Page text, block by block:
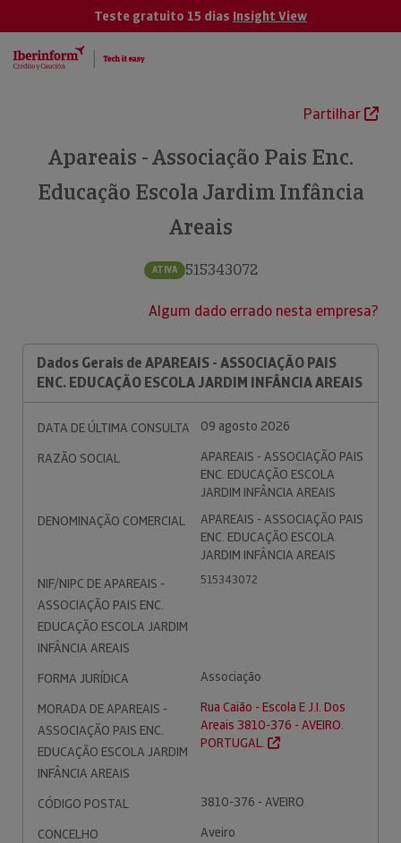
Teste gratuito 15 dias Insight View
Partilhar
Apareais - Associação Pais Enc.
Educação Escola Jardim Infância
Areais
ATIVA 515343072
Algum dado errado nesta empresa?
Dados Gerais de APAREAIS - ASSOCIAÇÃO PAIS
ENC. EDUCAÇÃO ESCOLA JARDIM INFÂNCIA AREAIS
DATA DE ÚLTIMA CONSULTA
09 agosto 2026
RAZÃO SOCIAL
APAREAIS - ASSOCIAÇÃO PAIS
ENC. EDUCAÇÃO ESCOLA
JARDIM INFÂNCIA AREAIS
DENOMINAÇÃO COMERCIAL
APAREAIS - ASSOCIAÇÃO PAIS
ENC. EDUCAÇÃO ESCOLA
JARDIM INFÂNCIA AREAIS
NIF/NIPC DE APAREAIS -
ASSOCIAÇÃO PAIS ENC.
EDUCAÇÃO ESCOLA JARDIM
INFÂNCIA AREAIS
515343072
FORMA JURÍDICA
Associação
MORADA DE APAREAIS -
ASSOCIAÇÃO PAIS ENC.
EDUCAÇÃO ESCOLA JARDIM
INFÂNCIA AREAIS
Rua Caião - Escola E J.I. Dos
Areais 3810-376 - AVEIRO.
PORTUGAL.
CÓDIGO POSTAL
3810-376 - AVEIRO
CONCELHO
Aveiro